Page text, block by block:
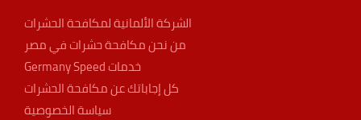
الشركة الألمانية لمكافحة الحشرات
من نحن مكافحة حشرات في مصر
خدمات Germany Speed
كل إجاباتك عن مكافحة الحشرات
سياسة الخصوصية